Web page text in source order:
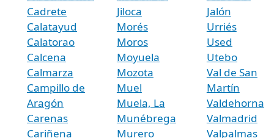
Cadrete
Calatayud
Calatorao
Calcena
Calmarza
Campillo de
Aragón
Carenas
Cariñena
Jiloca
Morés
Moros
Moyuela
Mozota
Muel
Muela, La
Munébrega
Murero
Jalón
Urriés
Used
Utebo
Val de San
Martín
Valdehorna
Valmadrid
Valpalmas